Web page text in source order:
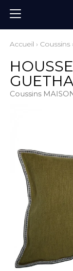
Accueil › Coussins ›
Coussins